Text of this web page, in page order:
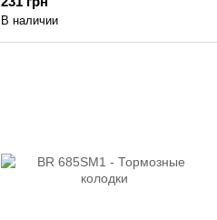
резиновых уплотнителей 25 г
В наличии